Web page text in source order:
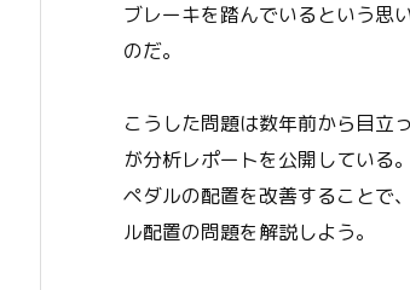
ブレーキを踏んでいるという思
のだ。
こうした問題は数年前から目立
が分析レポートを公開している
ペダルの配置を改善することで
ル配置の問題を解説しよう。